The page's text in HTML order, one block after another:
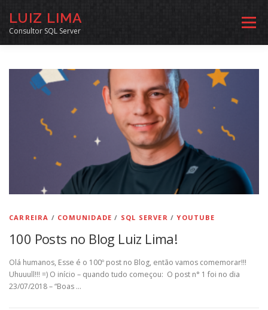
LUIZ LIMA
Consultor SQL Server
Menu
MENTORIA SQL CURSOS EXERCÍCIOS SQL
ARQUIVO LINKS COMUNIDADE
SOBRE
CARREIRA / COMUNIDADE / SQL SERVER /YOUTUBE
100 Posts no Blog Luiz Lima!
Olá humanos, Esse é o 100º post no Blog, então vamos comemorar!!!
Uhuuull!!! =) O início – quando tudo começou: O post n° 1 foi no dia
23/07/2018 – “Boas …